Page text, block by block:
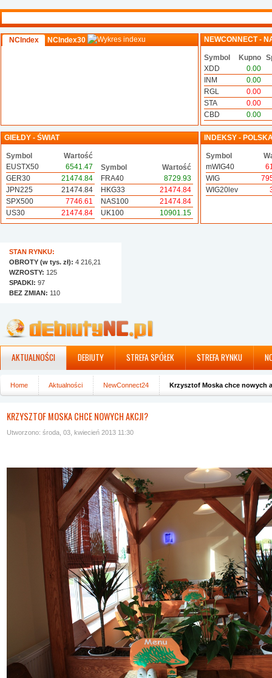
NCIndex NCIndex30 NEWCONNECT -
Symbol Kupno
XDD
0.00
INM
0.00
RGL
0.00
STA
0.00
CBD
0.00
GIEŁDY - ŚWIAT
Symbol
Wartość
EUSTX50
6541.47
GER30
21474.84
JPN225
21474.84
SPX500
7746.61
US30
21474.84
Symbol
Wartość
FRA40
8729.93
HKG33
21474.84
NAS100
21474.84
UK100
10901.15
INDEKSY -
Symbol
mWIG40
WIG
WIG20lev
STAN RYNKU:
OBROTY (w tys. zł): 4 216,21
WZROSTY: 125
SPADKI: 97
BEZ ZMIAN: 110
AKTUALNOŚCI DEBIUTY STREFA SPÓŁEK STREFA RYNKU
Home Aktualności NewConnect24 Krzysztof Moska chce nowych
KRZYSZTOF MOSKA CHCE NOWYCH AKCJI?
Utworzono: środa, 03, kwiecień 2013 11:30